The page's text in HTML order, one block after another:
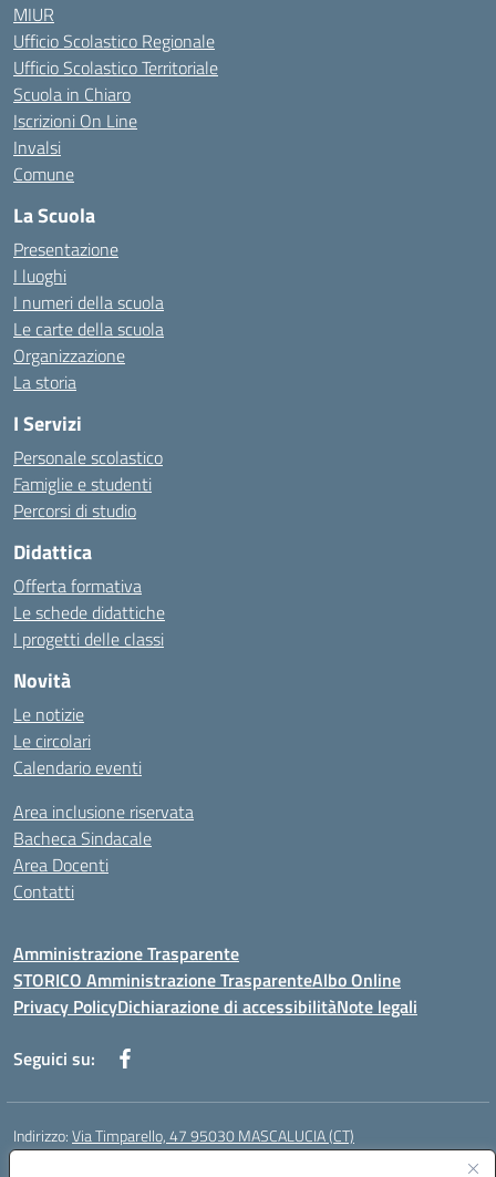
MIUR
Ufficio Scolastico Regionale
Ufficio Scolastico Territoriale
Scuola in Chiaro
Iscrizioni On Line
Invalsi
Comune
La Scuola
Presentazione
I luoghi
I numeri della scuola
Le carte della scuola
Organizzazione
La storia
I Servizi
Personale scolastico
Famiglie e studenti
Percorsi di studio
Didattica
Offerta formativa
Le schede didattiche
I progetti delle classi
Novità
Le notizie
Le circolari
Calendario eventi
Area inclusione riservata
Bacheca Sindacale
Area Docenti
Contatti
Amministrazione Trasparente
STORICO Amministrazione TrasparenteAlbo Online
Privacy PolicyDichiarazione di accessibilitàNote legali
Seguici su:
Indirizzo:Via Timparello, 47 95030 MASCALUCIA (CT)
Centralino: